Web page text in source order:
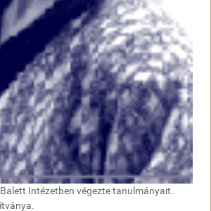
Intézetben végezte tanulmányait.